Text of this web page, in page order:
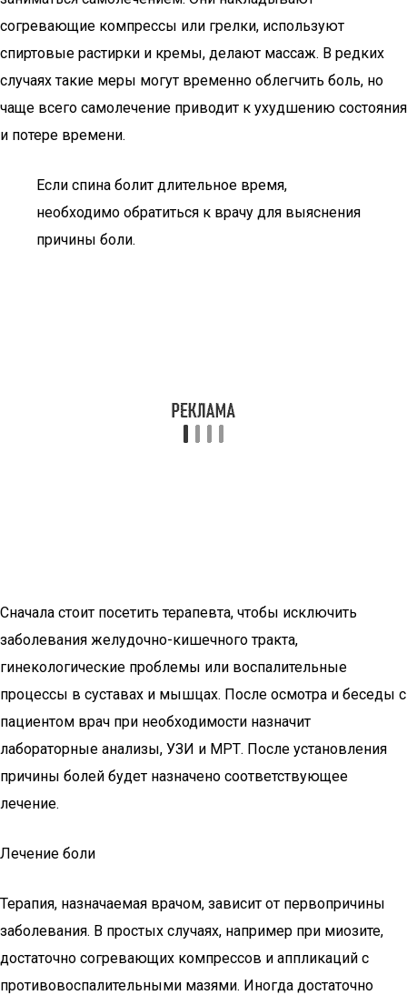
согревающие компрессы или грелки, используют
спиртовые растирки и кремы, делают массаж. В редких
случаях такие меры могут временно облегчить боль, но
чаще всего самолечение приводит к ухудшению состояния
и потере времени.
Если спина болит длительное время,
необходимо обратиться к врачу для выяснения
причины боли.
Сначала стоит посетить терапевта, чтобы исключить
заболевания желудочно-кишечного тракта,
гинекологические проблемы или воспалительные
процессы в суставах и мышцах. После осмотра и беседы с
пациентом врач при необходимости назначит
лабораторные анализы, УЗИ и МРТ. После установления
причины болей будет назначено соответствующее
лечение.
Лечение боли
Терапия, назначаемая врачом, зависит от первопричины
заболевания. В простых случаях, например при миозите,
достаточно согревающих компрессов и аппликаций с
противовоспалительными мазями. Иногда достаточно